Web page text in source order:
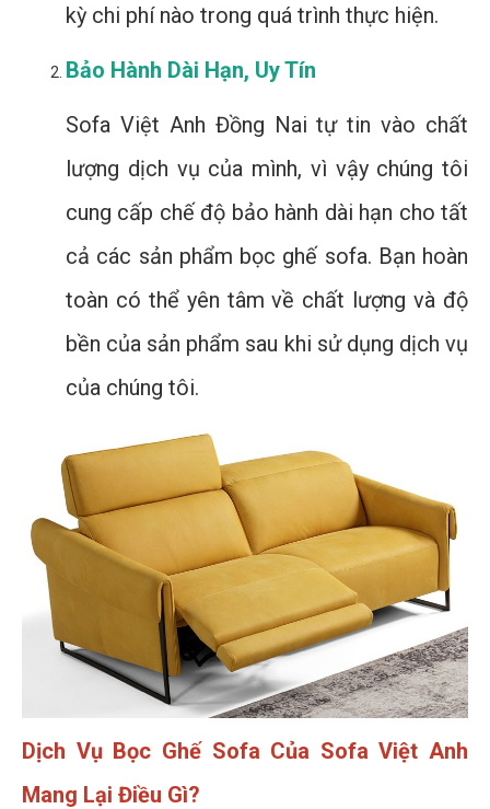
kỳ chi phí nào trong quá trình thực hiện.
Bảo Hành Dài Hạn, Uy Tín
Sofa Việt Anh Đồng Nai tự tin vào chất
lượng dịch vụ của mình, vì vậy chúng tôi
cung cấp chế độ bảo hành dài hạn cho tất
cả các sản phẩm bọc ghế sofa. Bạn hoàn
toàn có thể yên tâm về chất lượng và độ
bền của sản phẩm sau khi sử dụng dịch vụ
của chúng tôi.
Dịch Vụ Bọc Ghế Sofa Của Sofa Việt Anh
Mang Lại Điều Gì?